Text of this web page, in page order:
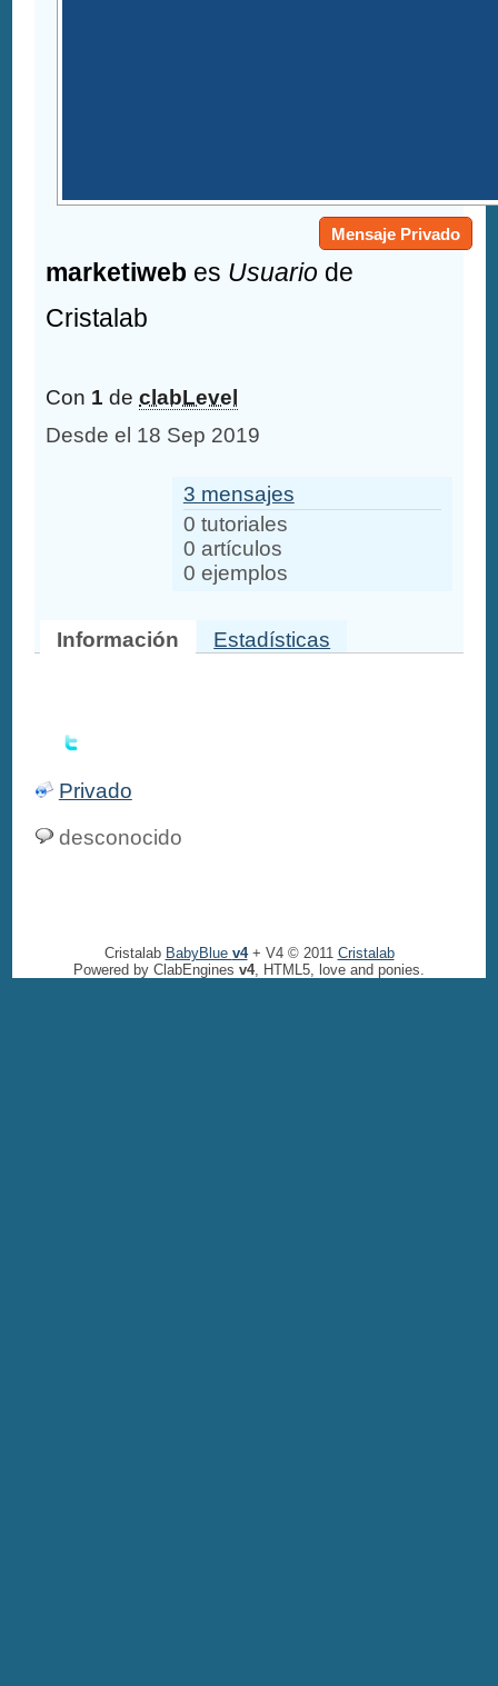
Mensaje Privado
marketiweb es Usuario de
Cristalab
Con 1 declabLevel
Desde el 18 Sep 2019
3 mensajes
0 tutoriales
0 artículos
0 ejemplos
Información Estadísticas
Privado
desconocido
Cristalab BabyBlue v4+ V4 © 2011 Cristalab
Powered by ClabEngines v4, HTML5, love and ponies.